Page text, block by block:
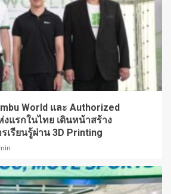
World และ Authorized
แรกในไทย เดินหน้าสร้าง
เรียนรู้ผ่าน 3D Printing